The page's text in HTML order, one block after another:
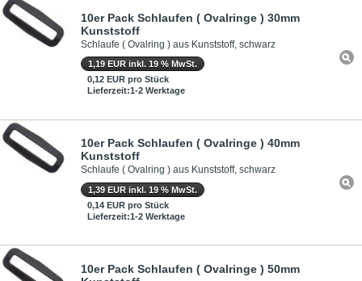
10er Pack Schlaufen ( Ovalringe ) 30mm
Kunststoff
Schlaufe ( Ovalring ) aus Kunststoff, schwarz
1,19 EUR inkl. 19 % MwSt.
0,12 EUR pro Stück
Lieferzeit:1-2 Werktage
10er Pack Schlaufen ( Ovalringe ) 40mm
Kunststoff
Schlaufe ( Ovalring ) aus Kunststoff, schwarz
1,39 EUR inkl. 19 % MwSt.
0,14 EUR pro Stück
Lieferzeit:1-2 Werktage
10er Pack Schlaufen ( Ovalringe ) 50mm